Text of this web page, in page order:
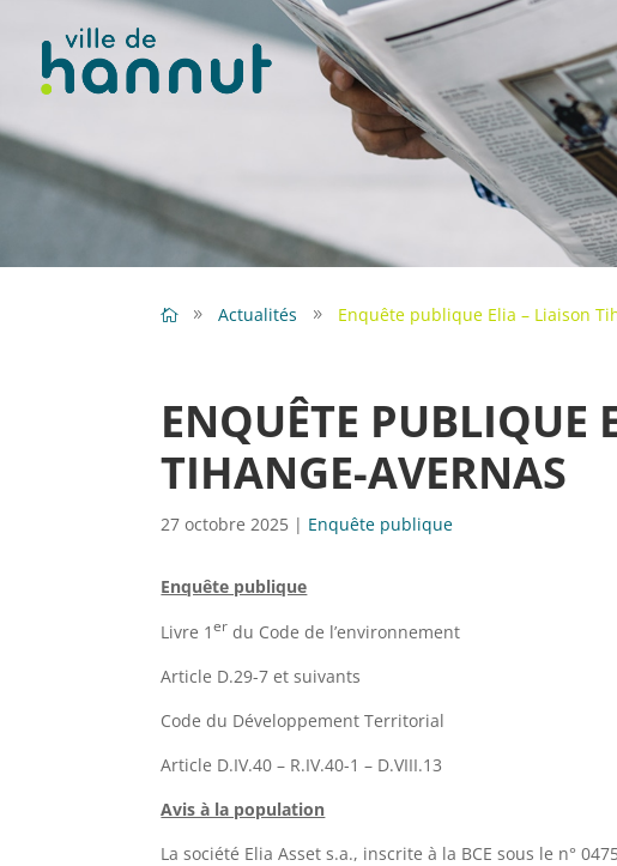
Actualités Enquête publique Elia – Liaison
ENQUÊTE PUBLIQUE
TIHANGE-AVERNAS
27 octobre 2025 | Enquête publique
Enquête publique
Livre 1er du Code de l’environnement
Article D.29-7 et suivants
Code du Développement Territorial
Article D.IV.40 – R.IV.40-1 – D.VIII.13
Avis à la population
La société Elia Asset s.a., inscrite à la BCE sous le n°